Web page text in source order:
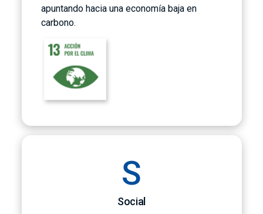
apuntando hacia una economía baja en
carbono.
S
Social